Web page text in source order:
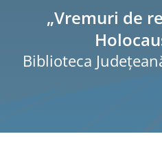
„Vremuri de
Biblioteca